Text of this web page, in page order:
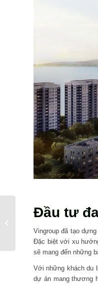
Đầu tư
Vingroup đã tạo
Đặc biệt với xu
sẽ mang đến những
Với những khách du
dự án mang thương
Vinpearl Condotel –
khổng lồ”